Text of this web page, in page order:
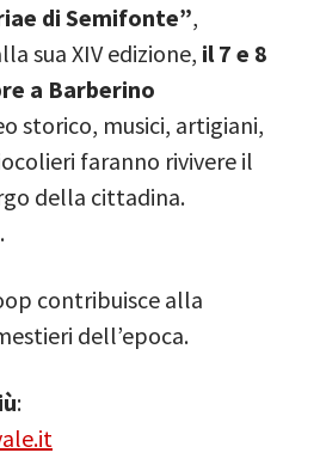
di Semifonte”,
sua XIV edizione, il 7 e 8
a Barberino
storico, musici, artigiani,
faranno rivivere il
della cittadina.
contribuisce alla
dell’epoca.
: